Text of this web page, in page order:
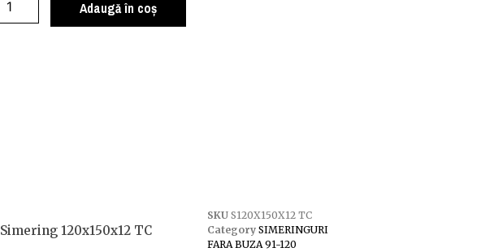
Adaugă în coș
Simering 120x150x12 TC
SKU S120X150X12 TC
Category SIMERINGURI
FARA BUZA 91-120